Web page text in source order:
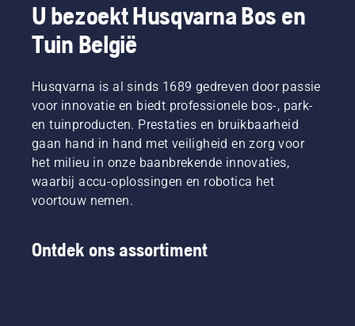
U bezoekt Husqvarna Bos en
Tuin België
Husqvarna is al sinds 1689 gedreven door passie
voor innovatie en biedt professionele bos-, park-
en tuinproducten. Prestaties en bruikbaarheid
gaan hand in hand met veiligheid en zorg voor
het milieu in onze baanbrekende innovaties,
waarbij accu-oplossingen en robotica het
voortouw nemen.
Ontdek ons assortiment